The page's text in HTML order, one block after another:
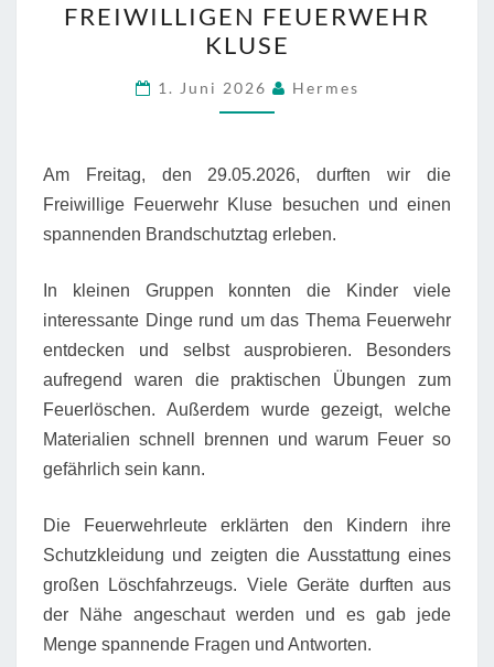
3
BEI
DER
FREIWILLIGEN
KLUSE
FREIWILLIGEN FEUERWEHR
KLUSE
1. Juni 2026 Hermes
Am Freitag, den 29.05.2026, durften wir die
Freiwillige Feuerwehr Kluse besuchen und einen
spannenden Brandschutztag erleben.
In kleinen Gruppen konnten die Kinder viele
interessante Dinge rund um das Thema Feuerwehr
entdecken und selbst ausprobieren. Besonders
aufregend waren die praktischen Übungen zum
Feuerlöschen. Außerdem wurde gezeigt, welche
Materialien schnell brennen und warum Feuer so
gefährlich sein kann.
Die Feuerwehrleute erklärten den Kindern ihre
Schutzkleidung und zeigten die Ausstattung eines
großen Löschfahrzeugs. Viele Geräte durften aus
der Nähe angeschaut werden und es gab jede
Menge spannende Fragen und Antworten.